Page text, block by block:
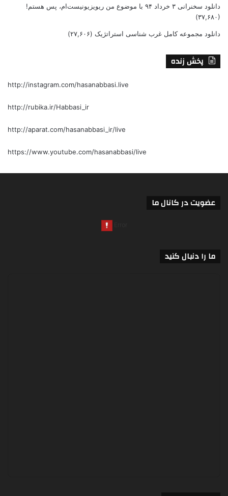
دانلود سخنرانی ۳ خرداد ۹۴ با موضوع من ریویزیونیست‌ام، پس هستم!
(۳۷,۶۸۰)
دانلود مجموعه کامل غرب شناسی استراتژیک (۲۷,۶۰۶)
پخش زنده
http://instagram.com/hasanabbasi.live
http://rubika.ir/Habbasi_ir
http://aparat.com/hasanabbasi_ir/live
https://www.youtube.com/hasanabbasi/live
عضویت در کانال ما
ما را دنبال کنید